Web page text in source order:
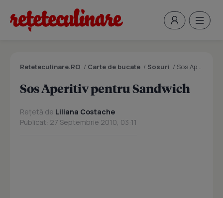
Reteteculinare.RO / Carte de bucate / Sosuri / Sos Aperitiv pentru Sandwich
Sos Aperitiv pentru Sandwich
Rețetă de Liliana Costache
Publicat: 27 Septembrie 2010, 03:11